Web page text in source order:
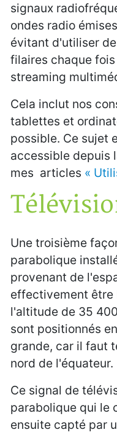
signaux
ondes radio
évitant d'utiliser
filaires chaque
streaming
Cela inclut nos
tablettes et
possible. Ce sujet
accessible depuis
mes articles «
Une troisième
parabolique
provenant de
effectivement être
l'altitude de 35
sont positionnés
grande, car il faut
nord de l'équateur.
Ce signal de
parabolique qui le
ensuite capté par